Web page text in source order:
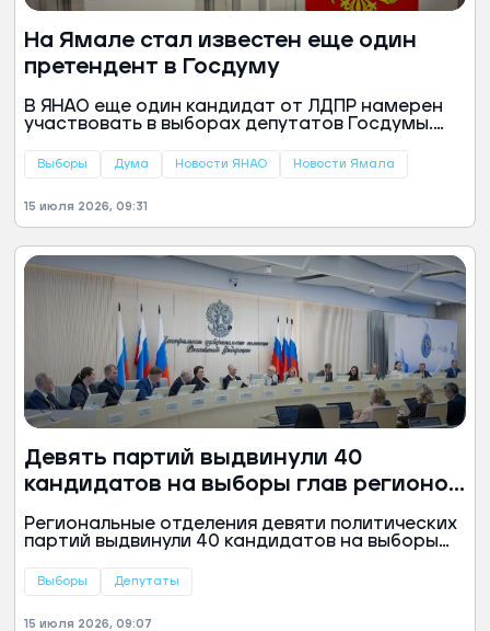
На Ямале стал известен еще один
претендент в Госдуму
В ЯНАО еще один кандидат от ЛДПР намерен
участвовать в выборах депутатов Госдумы.
Выборы Дума Новости ЯНАО Новости Ямала
15 июля 2026, 09:31
Девять партий выдвинули 40
кандидатов на выборы глав регионов
России
Региональные отделения девяти политических
партий выдвинули 40 кандидатов на выборы
сообщила председатель Центральной
Выборы Депутаты
15 июля 2026, 09:07